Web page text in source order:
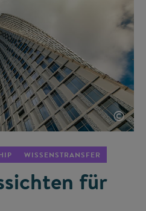
©
WISSENSTRANSFER
für